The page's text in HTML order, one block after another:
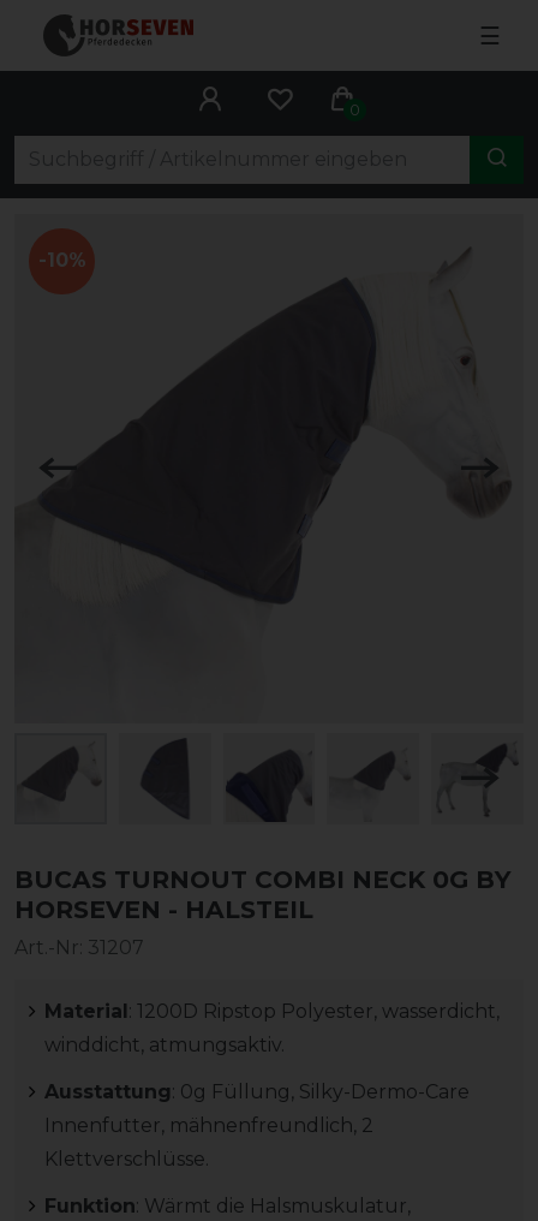
☰
0
-10%
BUCAS TURNOUT COMBI NECK 0G BY
HORSEVEN - HALSTEIL
Art.-Nr: 31207
Material : 1200D Ripstop Polyester, wasserdicht,
winddicht, atmungsaktiv.
Ausstattung: 0g Füllung, Silky-Dermo-Care
Innenfutter, mähnenfreundlich, 2
Klettverschlüsse.
Funktion: Wärmt die Halsmuskulatur,